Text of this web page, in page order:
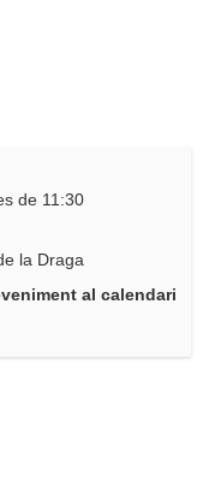
de 11:30
la Draga
al calendari